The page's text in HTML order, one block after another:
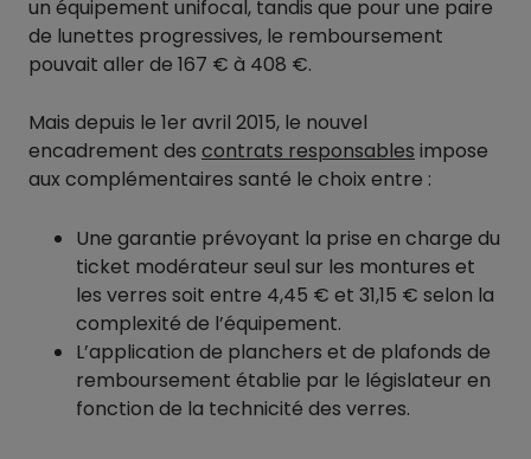
un équipement unifocal, tandis que pour une paire
de lunettes progressives, le remboursement
pouvait aller de 167 € à 408 €.
Mais depuis le 1er avril 2015, le nouvel
encadrement des contrats responsables impose
aux complémentaires santé le choix entre :
Une garantie prévoyant la prise en charge du
ticket modérateur seul sur les montures et
les verres soit entre 4,45 € et 31,15 € selon la
complexité de l’équipement.
L’application de planchers et de plafonds de
remboursement établie par le législateur en
fonction de la technicité des verres.